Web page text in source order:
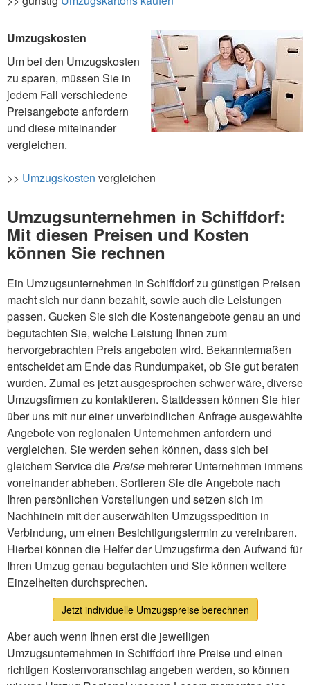
Umzugskosten
Um bei den Umzugskosten
zu sparen, müssen Sie in
jedem Fall verschiedene
Preisangebote anfordern
und diese miteinander
vergleichen.
>> Umzugskosten vergleichen
Umzugsunternehmen in Schiffdorf:
Mit diesen Preisen und Kosten
können Sie rechnen
Ein Umzugsunternehmen in Schiffdorf zu günstigen Preisen
macht sich nur dann bezahlt, sowie auch die Leistungen
passen. Gucken Sie sich die Kostenangebote genau an und
begutachten Sie, welche Leistung Ihnen zum
hervorgebrachten Preis angeboten wird. Bekanntermaßen
entscheidet am Ende das Rundumpaket, ob Sie gut beraten
wurden. Zumal es jetzt ausgesprochen schwer wäre, diverse
Umzugsfirmen zu kontaktieren. Stattdessen können Sie hier
über uns mit nur einer unverbindlichen Anfrage ausgewählte
Angebote von regionalen Unternehmen anfordern und
vergleichen. Sie werden sehen können, dass sich bei
gleichem Service diePreise mehrerer Unternehmen immens
voneinander abheben. Sortieren Sie die Angebote nach
Ihren persönlichen Vorstellungen und setzen sich im
Nachhinein mit der auserwählten Umzugsspedition in
Verbindung, um einen Besichtigungstermin zu vereinbaren.
Hierbei können die Helfer der Umzugsfirma den Aufwand für
Ihren Umzug genau begutachten und Sie können weitere
Einzelheiten durchsprechen.
Jetzt individuelle Umzugspreise berechnen
Aber auch wenn Ihnen erst die jeweiligen
Umzugsunternehmen in Schiffdorf ihre Preise und einen
richtigen Kostenvoranschlag angeben werden, so können